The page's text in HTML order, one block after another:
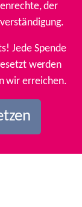
der
Jede Spende
werden
wir erreichen.